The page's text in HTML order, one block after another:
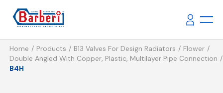
Home Products B13 Valves For Design Radiators
Flower
Double Angled With Copper, Plastic, Multilayer Pipe Connection
B4H